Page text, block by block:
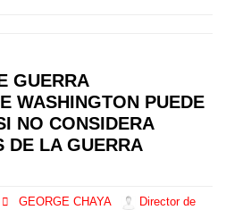
GUERRA
WASHINGTON PUEDE
NO CONSIDERA
DE LA GUERRA
GEORGE CHAYA
Director de